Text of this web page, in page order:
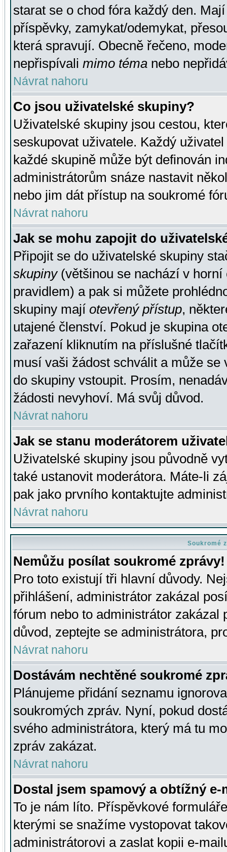
starat se o chod fóra každý den.
příspěvky, zamykat/odemykat,
která spravují. Obecně řečeno,
nepřispívali mimo téma nebo
Návrat nahoru
Co jsou uživatelské skupiny?
Uživatelské skupiny jsou cestou,
seskupovat uživatele. Každý
každé skupině může být definován
administrátorům snáze nastavit
nebo jim dát přístup na soukromé
Návrat nahoru
Jak se mohu zapojit do
Připojit se do uživatelské skupiny
skupiny(většinou se nachází v horní
pravidlem) a pak si můžete
skupiny mají otevřený přístup,
utajené členství. Pokud je skupina
zařazení kliknutím na příslušné
musí vaši žádost schválit a může se
do skupiny vstoupit. Prosím,
žádosti nevyhoví. Má svůj důvod.
Návrat nahoru
Jak se stanu moderátorem
Uživatelské skupiny jsou původně
také ustanovit moderátora. Máte-li
pak jako prvního kontaktujte
Návrat nahoru
Soukromé
Nemůžu posílat soukromé zprávy!
Pro toto existují tři hlavní důvody.
přihlášení, administrátor zakázal
fórum nebo to administrátor zakázal
důvod, zeptejte se administrátora,
Návrat nahoru
Dostávám nechtěné soukromé
Plánujeme přidání seznamu
soukromých zpráv. Nyní, pokud
svého administrátora, který má tu
zpráv zakázat.
Návrat nahoru
Dostal jsem spamový a obtížný
To je nám líto. Příspěvkové
kterými se snažíme vystopovat
administrátorovi a zaslat kopii e-